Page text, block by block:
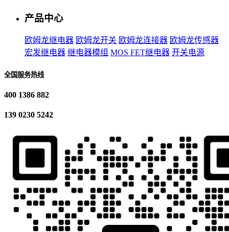
产品中心
欧姆龙继电器 欧姆龙开关 欧姆龙连接器 欧姆龙传感器
宏发继电器 继电器模组 MOS FET继电器 开关电源
全国服务热线
400 1386 882
139 0230 5242